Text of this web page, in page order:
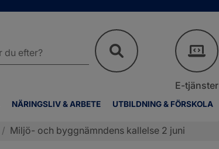
NÄRINGSLIV & ARBETE UTBILDNING & FÖRSKOLA
E-tjänster
/ Miljö- och byggnämndens kallelse 2 juni